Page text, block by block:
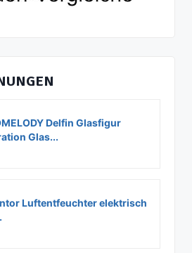
Delfin Glasfigur
Glas...
Luftentfeuchter elektrisch